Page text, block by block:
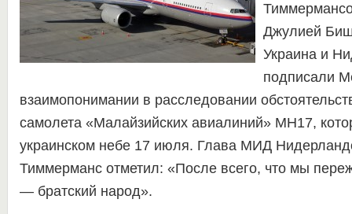
Джулией
Украина и
подписали
взаимопонимании в расследовании
самолета «Малайзийских авиалиний» MH17,
украинском небе 17 июля. Глава МИД
Тиммерманс отметил: «После всего, что мы
— братский народ».